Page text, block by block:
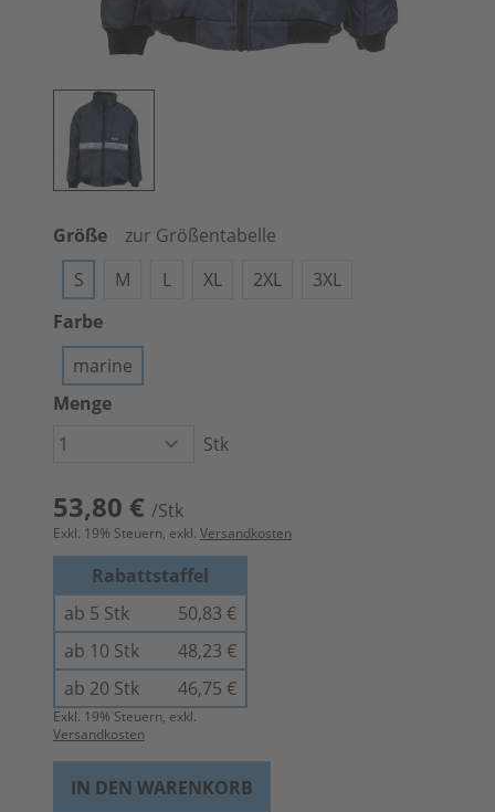
Größe
zur Größentabelle
S
M L XL 2XL
3XL
Farbe
marine
Menge
Stk
53,80 € /Stk
Exkl. 19% Steuern, exkl. Versandkosten
Rabattstaffel
ab 5 Stk
50,83 €
ab 10 Stk
48,23 €
ab 20 Stk
46,75 €
Exkl. 19% Steuern, exkl.
Versandkosten
IN DEN WARENKORB